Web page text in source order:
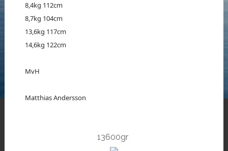
8,4kg 112cm
8,7kg 104cm
13,6kg 117cm
14,6kg 122cm
MvH
Matthias Andersson
13600gr